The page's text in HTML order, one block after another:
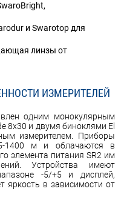
и Swarotop для
линзы от
ИЗМЕРИТЕЛЕЙ
одним монокулярным
8x30 и двумя биноклями El
измерителем. Приборы
1400 м и облачаются в
элемента питания SR2 им
Устройства имеют
-5/+5 и дисплей,
яркость в зависимости от